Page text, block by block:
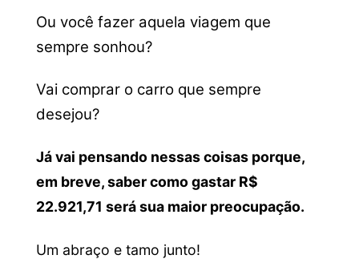
Ou você fazer aquela viagem que
sempre sonhou?
Vai comprar o carro que sempre
desejou?
Já vai pensando nessas coisas porque,
em breve, saber como gastar R$
22.921,71 será sua maior preocupação.
Um abraço e tamo junto!